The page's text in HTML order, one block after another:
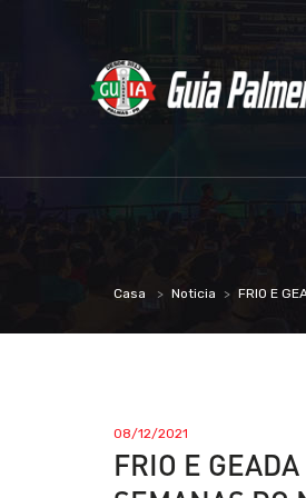
Casa Noticia FRIO E
08/12/2021
FRIO E